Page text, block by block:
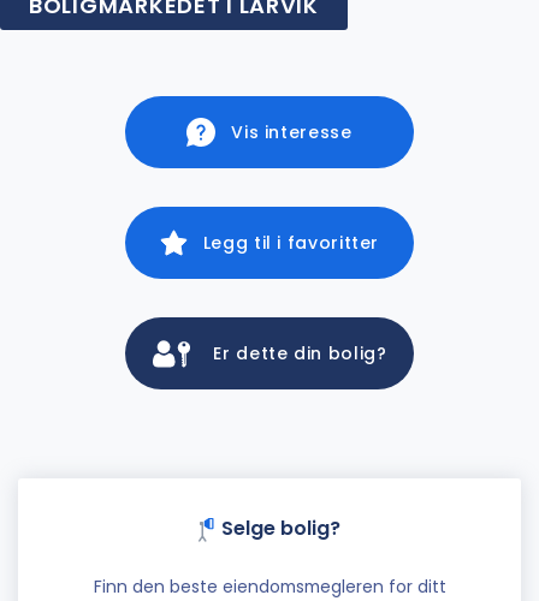
Vis interesse
Legg til i favoritter
Er dette din bolig?
Selge bolig?
Finn den beste eiendomsmegleren for ditt